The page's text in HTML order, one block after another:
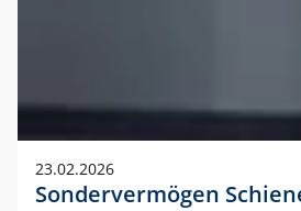
23.02.2026
Sondervermögen